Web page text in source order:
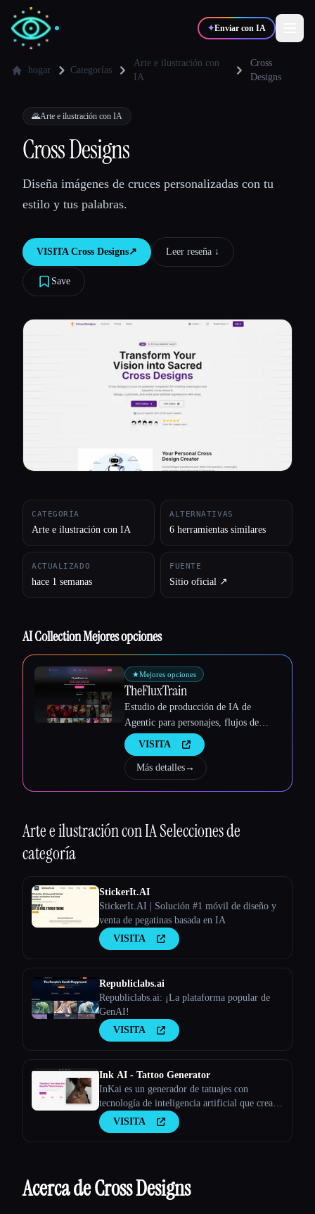
✦Enviar con IA
💻Desarrolladores
🎓 Estudiantes
Blog
Esc
hogar Categorías
Arte e ilustración con
IA
Cross
Designs
🌄Arte e ilustración con IA
Cross Designs
Diseña imágenes de cruces personalizadas con tu
estilo y tus palabras.
VISITA Cross Designs↗︎ Leer reseña ↓︎
Save
CATEGORÍA
Arte e ilustración con IA
ALTERNATIVAS
6 herramientas similares
ACTUALIZADO
hace 1 semanas
FUENTE
Sitio oficial ↗︎
AI Collection Mejores opciones
★Mejores opciones
TheFluxTrain
Estudio de producción de IA de
Agentic para personajes, flujos de
trabajo y vídeos coherentes
VISITA
Más detalles→
Arte e ilustración con IASelecciones de
categoría
StickerIt.AI
StickerIt.AI | Solución #1 móvil de diseño y
venta de pegatinas basada en IA
VISITA
Republiclabs.ai
Republiclabs.ai: ¡La plataforma popular de
GenAI!
VISITA
Ink AI - Tattoo Generator
InKai es un generador de tatuajes con
tecnología de inteligencia artificial que crea
diseños de tatuajes personalizados en función
de los comentarios de los usuarios.
VISITA
Acerca de Cross Designs